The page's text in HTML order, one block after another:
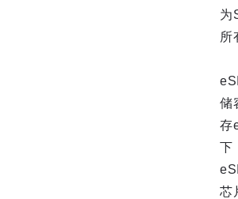
为
所
储
存
下
芯